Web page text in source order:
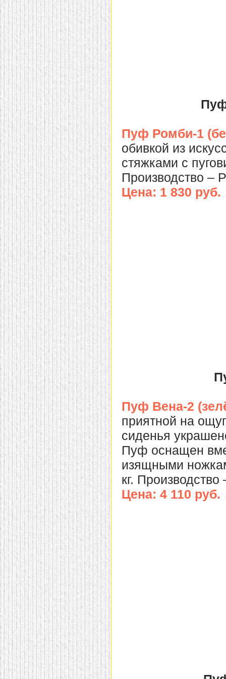
домашнем использовании.
Эта мебель имеет
некоторые преимущества
перед той же стенкой для
гостиной, к примеру,
поскольку она более
легкая и не загромождает
пространство. В спальне
этот предмет можно
поставить у изголовья
кровати, чтобы заполнить
пустующее там
место. Также стеллажи
очень часто используют в
качестве разграничителей
комнаты, например, на
рабочую зону и
пространство для отдыха.
Особенно это актуально
для однокомнатных
квартир.
Пуф Ромби-1
обивкой из
стяжками с
Производство –
Цена: 1 830 руб.
Пуф Вена-2
приятной на
сиденья
Пуф оснащен
изящными
кг.
Цена: 4 110 руб.